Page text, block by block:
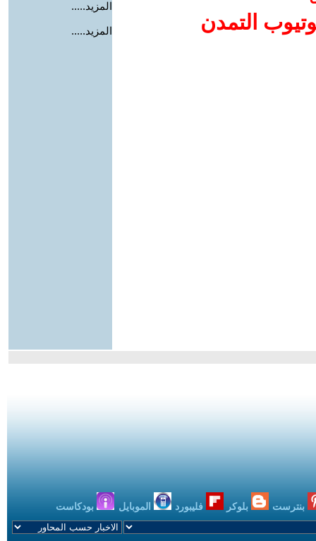
التمدن
المزيد.....
المزيد.....
بنترست بلوكر فليبورد الموبايل بودكاست